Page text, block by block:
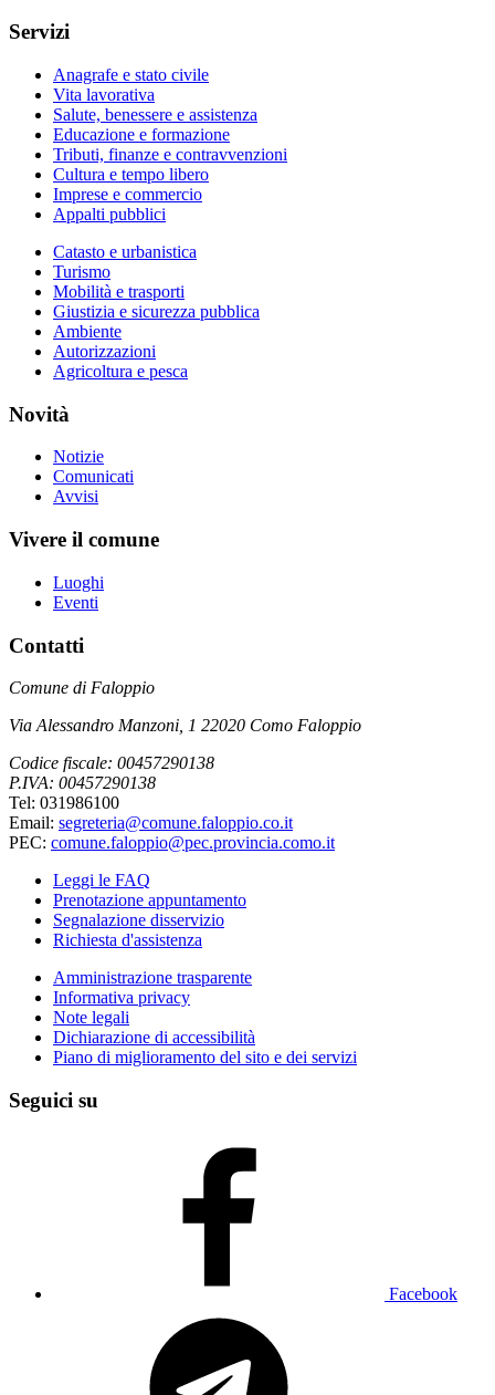
Servizi
Anagrafe e stato civile
Vita lavorativa
Salute, benessere e assistenza
Educazione e formazione
Tributi, finanze e contravvenzioni
Cultura e tempo libero
Imprese e commercio
Appalti pubblici
Catasto e urbanistica
Turismo
Mobilità e trasporti
Giustizia e sicurezza pubblica
Ambiente
Autorizzazioni
Agricoltura e pesca
Novità
Notizie
Comunicati
Avvisi
Vivere il comune
Luoghi
Eventi
Contatti
Comune di Faloppio
Via Alessandro Manzoni, 1 22020 Como Faloppio
Codice fiscale: 00457290138
P.IVA: 00457290138
Tel: 031986100
Email: segreteria@comune.faloppio.co.it
PEC: comune.faloppio@pec.provincia.como.it
Leggi le FAQ
Prenotazione appuntamento
Segnalazione disservizio
Richiesta d'assistenza
Amministrazione trasparente
Informativa privacy
Note legali
Dichiarazione di accessibilità
Piano di miglioramento del sito e dei servizi
Seguici su
Facebook